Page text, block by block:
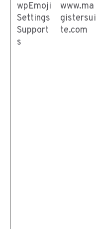
wpEmoji
Settings
Support
s
www.ma
gistersui
te.com